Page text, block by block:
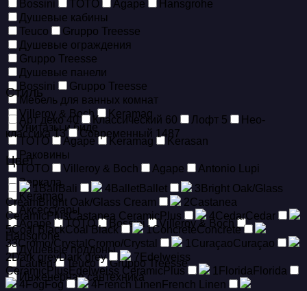
Bossini TOTO Agape
Hansgrohe
Душевые кабины
Teuco
Gruppo Treesse
Душевые ограждения
Gruppo Treesse
Душевые панели
Bossini
Gruppo Treesse
Мебель для ванных комнат
Villeroy & Boch
Keramag
Унитазы и биде
TOTO
Agape Keramag
Kerasan
Раковины
TOTO
Villeroy & Boch Agape
Antonio Lupi
Зеркала
Keramag
Аксессуары
Agape
TOTO Bossini
Villeroy & Boch
Hansgrohe
Душевые поддоны
Laufen
Teuco
Gruppo Treesse
Инженерная сантехника
Стиль
Арт деко40 Классический 60 Лофт 5
Нео-
классика13 Современный 1487
Цвет
1BaliBali 4 BalletBallet 3 Bright Oak/Glass
CreamBright Oak/Glass Cream 2Castanea
CeramicPlusCastanea CeramicPlus 4CedarCedar
5Coal BlackCoal Black 1ConcreteConcrete
33Cromo/Crystal Cromo/Crystal 1 CuraçaoCuraçao
2Dark greyDark grey 7 Edelweiss
CeramicPlus Edelweiss CeramicPlus 1 Florida Florida
4FogFog 4French Linen French Linen